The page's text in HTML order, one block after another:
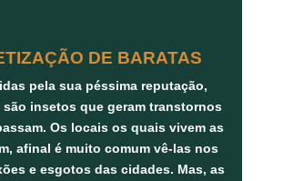
DE BARATAS
pela sua péssima reputação,
são insetos que geram transtornos
Os locais os quais vivem as
afinal é muito comum vê-las nos
e esgotos das cidades. Mas, as